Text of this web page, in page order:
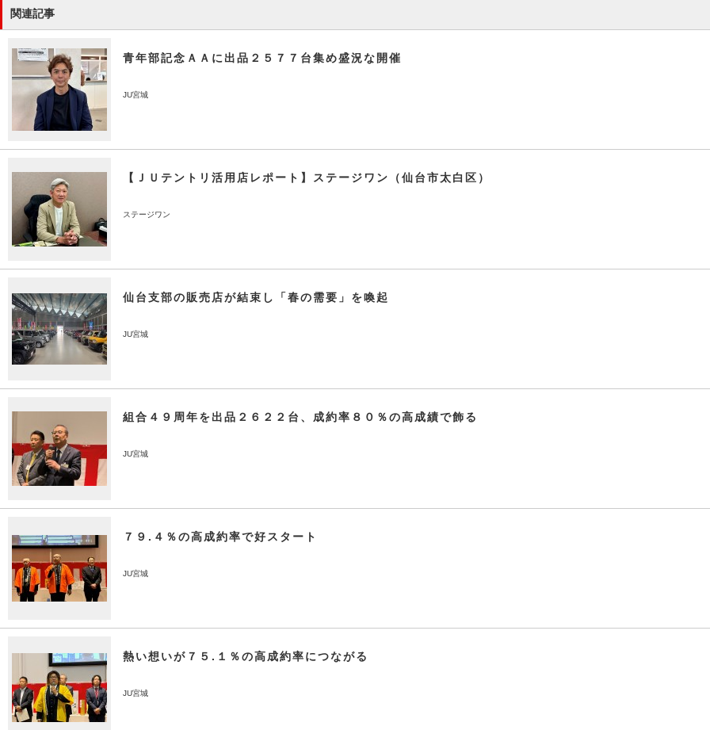
関連記事
青年部記念ＡＡに出品２５７７台集め盛況な開催
JU宮城
【ＪＵテントリ活用店レポート】ステージワン（仙台市太白区）
ステージワン
仙台支部の販売店が結束し「春の需要」を喚起
JU宮城
組合４９周年を出品２６２２台、成約率８０％の高成績で飾る
JU宮城
７９.４％の高成約率で好スタート
JU宮城
熱い想いが７５.１％の高成約率につながる
JU宮城